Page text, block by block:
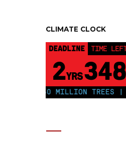
CLIMATE CLOCK
DEADLINE TIME
2YRS348
PLANT 250 MILLION TREES |